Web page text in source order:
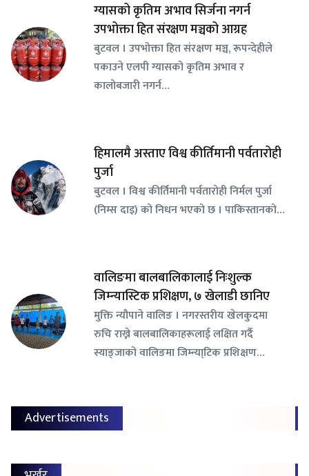
ग्यासको कृतिम अभाव सिर्जना नगर्न
उपभोक्ता हित संरक्षण मञ्चको आग्रह
बुटवल । उपभोक्ता हित संरक्षण मञ्च, रूपन्देहीले
पकाउने एलपी ग्यासको कृतिम अभाव र
कालोबजारी नगर्न…
हिमालमै अस्ताए विश्व कीर्तिमानी पर्वतारोही
पुर्जा
बुटवल । विश्व कीर्तिमानी पर्वतारोही निर्मल पुर्जा
(निम्स दाइ) को निधन भएको छ । पाकिस्तानको…
वालिङमा बालबालिकालाई निःशुल्क
जिम्न्यास्टिक प्रशिक्षण, ७ खेलाडी छानिए
​मुक्ति न्यौपाने वालिङ । नगरस्तरीय खेलकुदमा
रुचि राख्ने बालबालिकाहरूलाई लक्षित गर्दै
स्याङ्जाको वालिङमा जिम्न्या्टिक प्रशिक्षण…
Advertisements